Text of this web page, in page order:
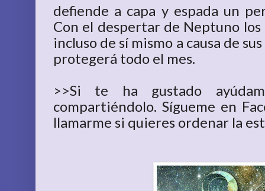
defiende a capa y espada un
Con el despertar de Neptuno
incluso de sí mismo a causa de
protegerá todo el mes.
>>Si te ha gustado
compartiéndolo. Sígueme en
llamarme si quieres ordenar la